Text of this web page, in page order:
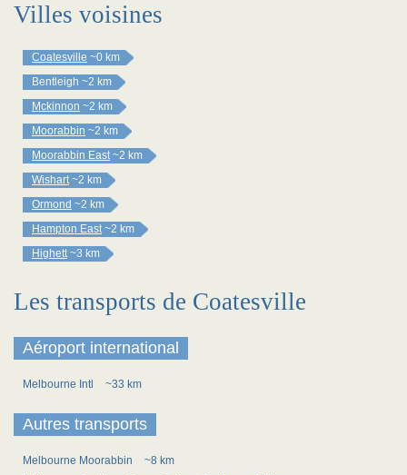
Villes voisines
Coatesville ~0 km
Bentleigh ~2 km
Mckinnon ~2 km
Moorabbin ~2 km
Moorabbin East ~2 km
Wishart ~2 km
Ormond ~2 km
Hampton East ~2 km
Highett ~3 km
Les transports de Coatesville
Aéroport international
Melbourne Intl ~33 km
Autres transports
Melbourne Moorabbin
~8 km